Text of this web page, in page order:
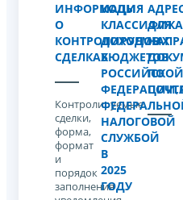
ИНФОРМАЦИЯ
О
КОНТРОЛИРУЕМЫХ
СДЕЛКАХ
Контролируемые
сделки,
форма,
формат
и
порядок
заполнения
КОДЫ
ДОХОДОВ
БЮДЖЕТОВ
РОССИЙСКОЙ
НАЛОГОВОЙ
СЛУЖБОЙ
В
2025
ГОДУ
ДЛЯ
ПО